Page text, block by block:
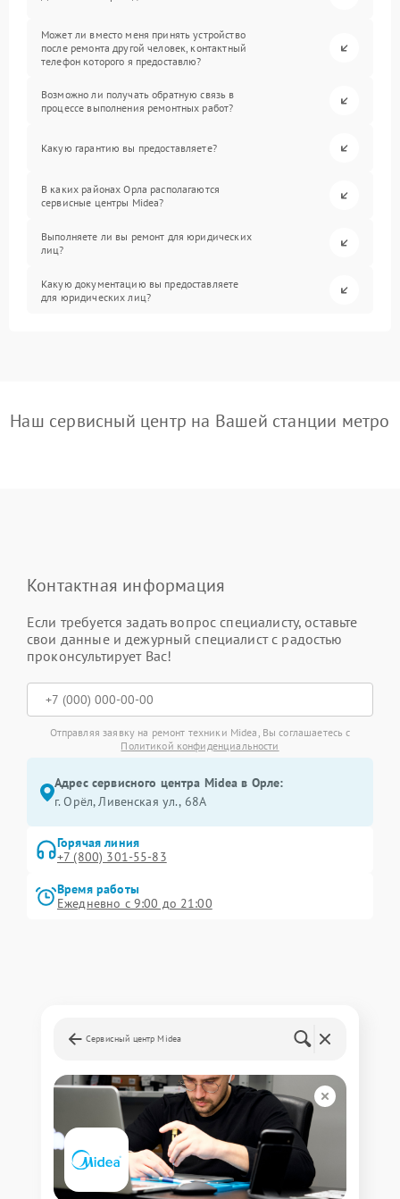
Может ли вместо меня принять устройство
после ремонта другой человек, контактный
телефон которого я предоставлю?
Возможно ли получать обратную связь в
процессе выполнения ремонтных работ?
Какую гарантию вы предоставляете?
В каких районах Орла располагаются
сервисные центры Midea?
Выполняете ли вы ремонт для юридических
лиц?
Какую документацию вы предоставляете
для юридических лиц?
Наш сервисный центр на Вашей станции метро
Контактная информация
Если требуется задать вопрос специалисту, оставьте
свои данные и дежурный специалист с радостью
проконсультирует Вас!
Отправляя заявку на ремонт техники Midea, Вы соглашаетесь с
Политикой конфиденциальности
Адрес сервисного центра Midea в Орле:
г. Орёл, Ливенская ул., 68А
Горячая линия
+7 (800) 301-55-83
Время работы
Ежедневно с 9:00 до 21:00
Сервисный центр Midea